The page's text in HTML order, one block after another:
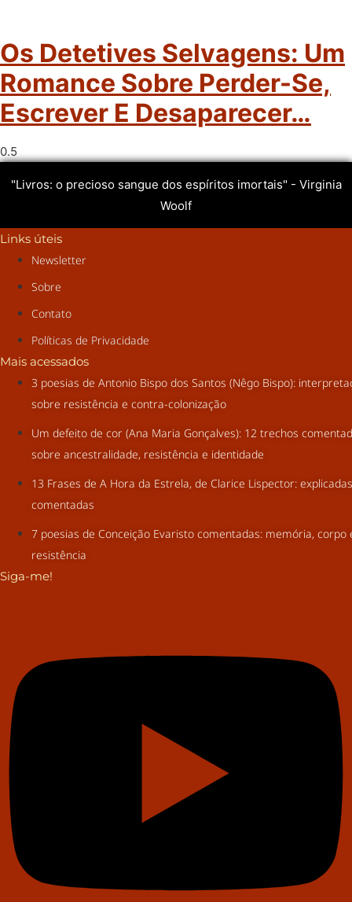
Os Detetives Selvagens: Um
Romance Sobre Perder-Se,
Escrever E Desaparecer…
"Livros: o precioso sangue dos espíritos imortais" - Virginia
Woolf
Links úteis
Newsletter
Sobre
Contato
Políticas de Privacidade
Mais acessados
3 poesias de Antonio Bispo dos Santos (Nêgo Bispo):
sobre resistência e contra-colonização
Um defeito de cor (Ana Maria Gonçalves): 12 trechos
sobre ancestralidade, resistência e identidade
13 Frases de A Hora da Estrela, de Clarice Lispector:
comentadas
7 poesias de Conceição Evaristo comentadas: memória, corpo
resistência
Siga-me!